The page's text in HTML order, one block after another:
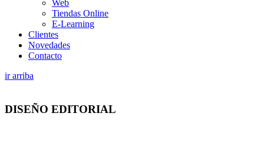
Web
Tiendas Online
E-Learning
Clientes
Novedades
Contacto
ir arriba
DISEÑO EDITORIAL